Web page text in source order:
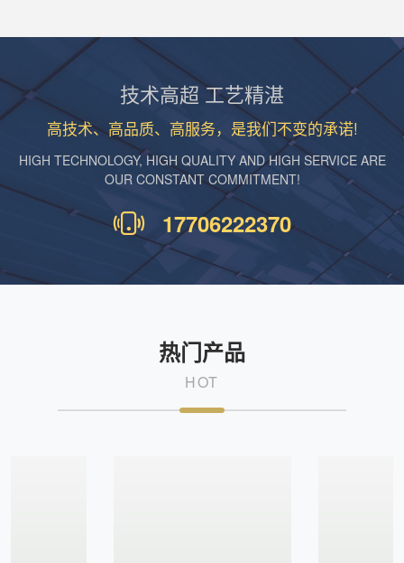
技术高超 工艺精湛
高技术、高品质、高服务，是我们不变的承诺!
HIGH TECHNOLOGY, HIGH QUALITY AND HIGH SERVICE ARE
OUR CONSTANT COMMITMENT!
17706222370
热门产品
HOT